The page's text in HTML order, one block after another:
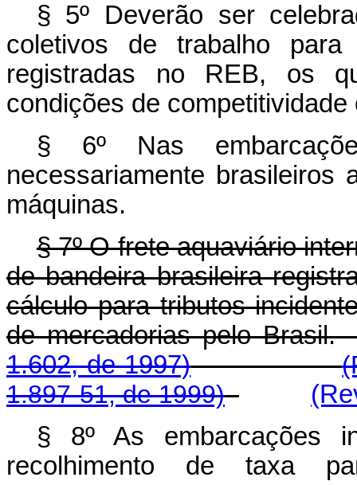
§ 5º Deverão ser
coletivos de trabalho
registradas no REB, os
condições de
§ 6º Nas
necessariamente
máquinas.
§ 7º O frete aquaviário
de bandeira brasileira
cálculo para tributos
de mercadorias pelo
1.602, de 1997)
1.897-51, de 1999)
§ 8º As embarcações
recolhimento de taxa